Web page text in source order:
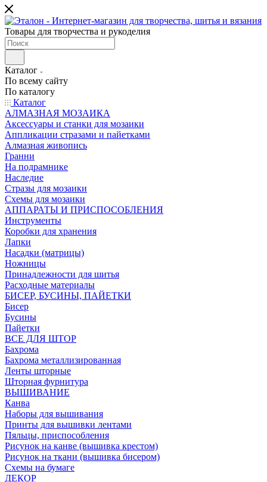
Товары для творчества и рукоделия
Каталог
По всему сайту
По каталогу
Каталог
АЛМАЗНАЯ МОЗАИКА
Аксессуары и станки для мозаики
Аппликации стразами и пайетками
Алмазная живопись
Гранни
На подрамнике
Наследие
Стразы для мозаики
Схемы для мозаики
АППАРАТЫ И ПРИСПОСОБЛЕНИЯ
Инструменты
Коробки для хранения
Лапки
Насадки (матрицы)
Ножницы
Принадлежности для шитья
Расходные материалы
БИСЕР, БУСИНЫ, ПАЙЕТКИ
Бисер
Бусины
Пайетки
ВСЕ ДЛЯ ШТОР
Бахрома
Бахрома металлизированная
Ленты шторные
Шторная фурнитура
ВЫШИВАНИЕ
Канва
Наборы для вышивания
Принты для вышивки лентами
Пяльцы, приспособления
Рисунок на канве (вышивка крестом)
Рисунок на ткани (вышивка бисером)
Схемы на бумаге
ДЕКОР